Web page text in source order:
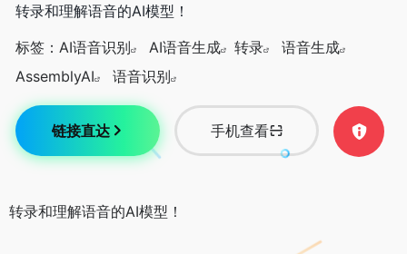
转录和理解语音的AI模型！
标签： AI语音识别 AI语音生成 转录
语音生成
AssemblyAI
语音识别
链接直达 手机查看
转录和理解语音的AI模型！